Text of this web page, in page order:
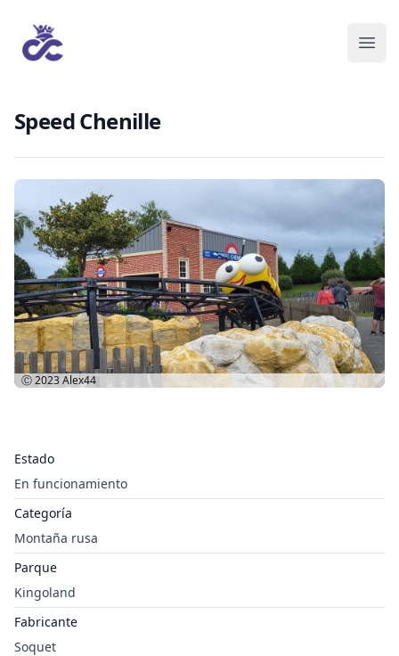
Speed Chenille
Estado
En funcionamiento
Categoría
Montaña rusa
Parque
Kingoland
Fabricante
Soquet
Ⓒ 2023Alex44